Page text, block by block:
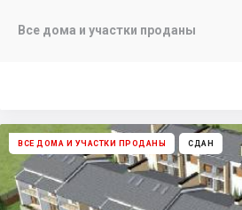
Все дома и участки проданы
ВСЕ ДОМА И УЧАСТКИ ПРОДАНЫ СДАН